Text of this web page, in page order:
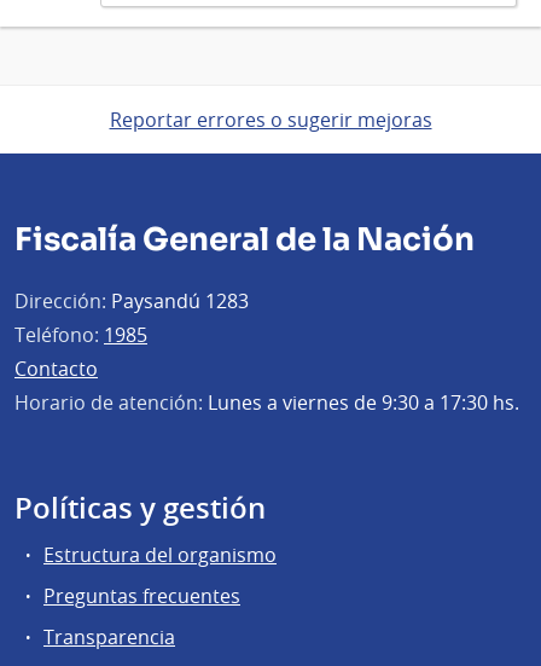
Reportar errores o sugerir mejoras
Fiscalía General de la Nación
Dirección: Paysandú 1283
Teléfono: 1985
Contacto
Horario de atención: Lunes a viernes de 9:30 a 17:30 hs.
Políticas y gestión
Estructura del organismo
Preguntas frecuentes
Transparencia